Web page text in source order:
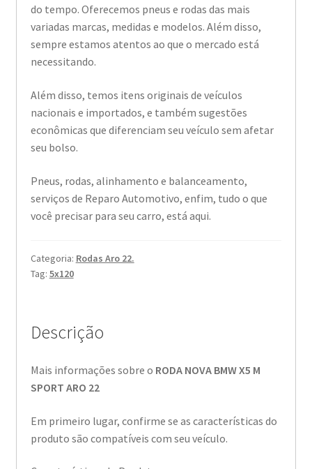
do tempo. Oferecemos pneus e rodas das mais
variadas marcas, medidas e modelos. Além disso,
sempre estamos atentos ao que o mercado está
necessitando.
Além disso, temos itens originais de veículos
nacionais e importados, e também sugestões
econômicas que diferenciam seu veículo sem afetar
seu bolso.
Pneus, rodas, alinhamento e balanceamento,
serviços de Reparo Automotivo, enfim, tudo o que
você precisar para seu carro, está aqui.
Categoria: Rodas Aro 22.
Tag: 5x120
Descrição
Mais informações sobre o RODA NOVA BMW X5 M
SPORT ARO 22
Em primeiro lugar, confirme se as características do
produto são compatíveis com seu veículo.